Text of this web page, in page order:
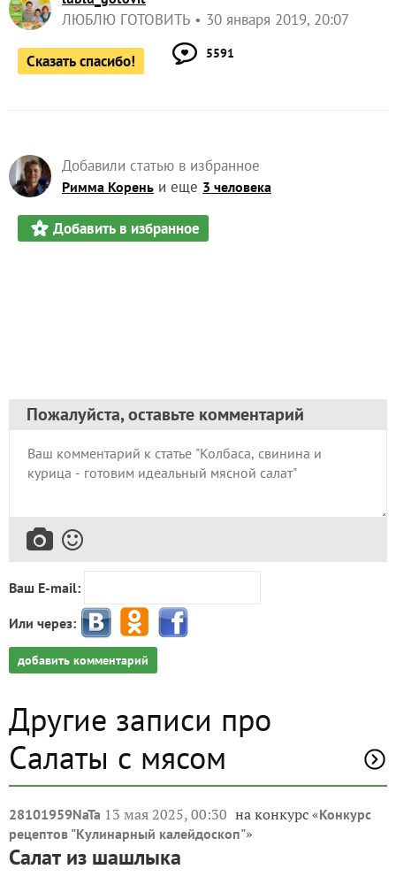
ЛЮБЛЮ ГОТОВИТЬ 30 января 2019, 20:07
Сказать спасибо! 5591
Добавили статью в избранное
Римма Корень и еще 3 человека
Добавить в избранное
Пожалуйста, оставьте комментарий
Ваш E-mail:
Или через:
добавить комментарий
Другие записи про
Салаты с мясом
28101959NaTa 13 мая 2025, 00:30 на конкурс «Конкурс
рецептов "Кулинарный калейдоскоп"»
Салат из шашлыка